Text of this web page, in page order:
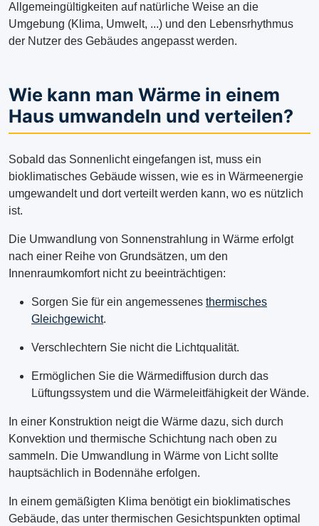
Allgemeingültigkeiten auf natürliche Weise an die
Umgebung (Klima, Umwelt, ...) und den Lebensrhythmus
der Nutzer des Gebäudes angepasst werden.
Wie kann man Wärme in einem
Haus umwandeln und verteilen?
Sobald das Sonnenlicht eingefangen ist, muss ein
bioklimatisches Gebäude wissen, wie es in Wärmeenergie
umgewandelt und dort verteilt werden kann, wo es nützlich
ist.
Die Umwandlung von Sonnenstrahlung in Wärme erfolgt
nach einer Reihe von Grundsätzen, um den
Innenraumkomfort nicht zu beeinträchtigen:
Sorgen Sie für ein angemessenes thermisches
Gleichgewicht.
Verschlechtern Sie nicht die Lichtqualität.
Ermöglichen Sie die Wärmediffusion durch das
Lüftungssystem und die Wärmeleitfähigkeit der Wände.
In einer Konstruktion neigt die Wärme dazu, sich durch
Konvektion und thermische Schichtung nach oben zu
sammeln. Die Umwandlung in Wärme von Licht sollte
hauptsächlich in Bodennähe erfolgen.
In einem gemäßigten Klima benötigt ein bioklimatisches
Gebäude, das unter thermischen Gesichtspunkten optimal